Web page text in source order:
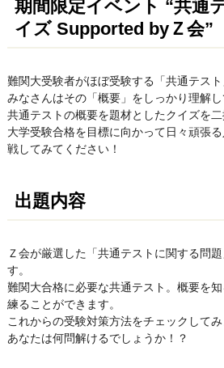
期間限定イベント “共通
イズ Supported byＺ会”
難関大受験者がほぼ受験する「共通テスト
みなさんはその「概要」をしっかり理解
共通テストの概要を題材としたクイズを二
大学受験合格を目標に向かって日々頑張
戦してみてください！
出題内容
Ｚ会が厳選した「共通テストに関する問
す。
難関大合格に必要な共通テスト。概要を
練ることができます。
これからの受験対策方法をチェックしてみ
あなたは何問解けるでしょうか！？